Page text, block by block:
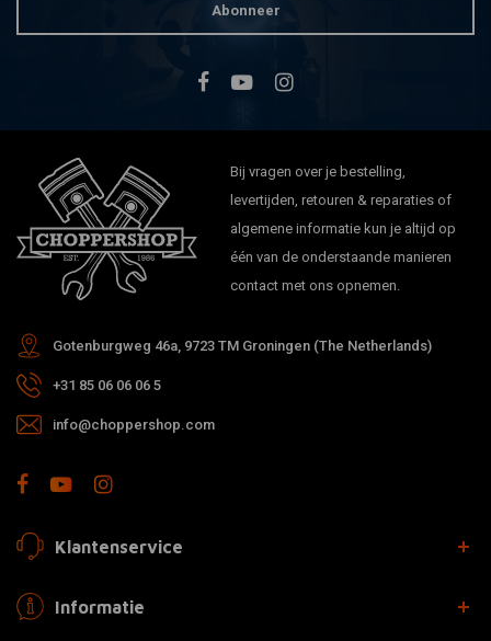
Abonneer
Bij vragen over je bestelling,
levertijden, retouren & reparaties of
algemene informatie kun je altijd op
één van de onderstaande manieren
contact met ons opnemen.
Gotenburgweg 46a, 9723 TM Groningen (The Netherlands)
+31 85 06 06 06 5
info@choppershop.com
Klantenservice
Informatie